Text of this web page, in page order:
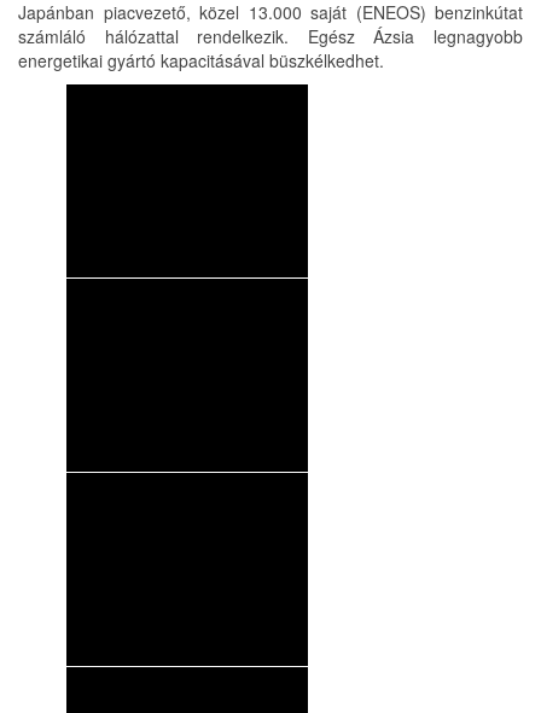
Japánban piacvezető, közel 13.000 saját (ENEOS) benzinkútat
számláló hálózattal rendelkezik. Egész Ázsia legnagyobb
energetikai gyártó kapacitásával büszkélkedhet.